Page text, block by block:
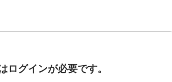
ログインが必要です。